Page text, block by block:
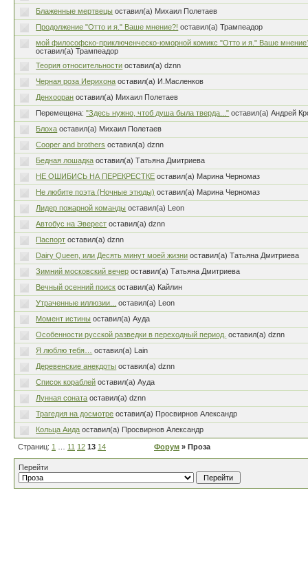
Блаженные мертвецы оставил(а) Михаил Полетаев
Продолжение "Отто и я." Ваше мнение?! оставил(а) Трампеадор
мой философско-приключенческо-юморной комикс "Отто и я." Ваше
оставил(а) Трампеадор
Теория относительности оставил(а) dznn
Черная роза Иерихона оставил(а) И.Масленков
Денхооран оставил(а) Михаил Полетаев
Перемещена:"Здесь нужно, чтоб душа была тверда..." оставил(а) Андрей
Блоха оставил(а) Михаил Полетаев
Cooper and brothers оставил(а) dznn
Бедная лошадка оставил(а) Татьяна Дмитриева
НЕ ОШИБИСЬ НА ПЕРЕКРЕСТКЕ оставил(а) Марина Черномаз
Не любите поэта (Ночные этюды) оставил(а) Марина Черномаз
Лидер пожарной команды оставил(а) Leon
Автобус на Эверест оставил(а) dznn
Паспорт оставил(а) dznn
Dairy Queen, или Десять минут моей жизни оставил(а) Татьяна Дмитриева
Зимний московский вечер оставил(а) Татьяна Дмитриева
Вечный осенний поиск оставил(а) Кайлин
Утраченные иллюзии...
оставил(а) Leon
Момент истины оставил(а) Ауда
Особенности русской разведки в переходный период. оставил(а) dznn
Я люблю тебя…
оставил(а) Lain
Деревенские анекдоты оставил(а) dznn
Список кораблей оставил(а) Ауда
Лунная соната оставил(а) dznn
Трагедия на досмотре оставил(а) Просвирнов Александр
Кольца Аида оставил(а) Просвирнов Александр
Страниц: 1 11 12 13 14 Форум » Проза
Перейти